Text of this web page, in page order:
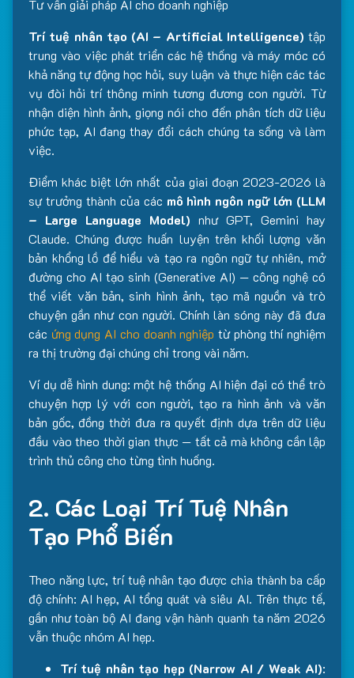
Tư vấn giải pháp AI cho doanh nghiệp
Trí tuệ nhân tạo (AI – Artificial Intelligence) tập
trung vào việc phát triển các hệ thống và máy móc có
khả năng tự động học hỏi, suy luận và thực hiện các tác
vụ đòi hỏi trí thông minh tương đương con người. Từ
nhận diện hình ảnh, giọng nói cho đến phân tích dữ liệu
phức tạp, AI đang thay đổi cách chúng ta sống và làm
việc.
Điểm khác biệt lớn nhất của giai đoạn 2023-2026 là
sự trưởng thành của các mô hình ngôn ngữ lớn (LLM
– Large Language Model) như GPT, Gemini hay
Claude. Chúng được huấn luyện trên khối lượng văn
bản khổng lồ để hiểu và tạo ra ngôn ngữ tự nhiên, mở
đường cho AI tạo sinh (Generative AI) — công nghệ có
thể viết văn bản, sinh hình ảnh, tạo mã nguồn và trò
chuyện gần như con người. Chính làn sóng này đã đưa
các ứng dụng AI cho doanh nghiệp từ phòng thí nghiệm
ra thị trường đại chúng chỉ trong vài năm.
Ví dụ dễ hình dung: một hệ thống AI hiện đại có thể trò
chuyện hợp lý với con người, tạo ra hình ảnh và văn
bản gốc, đồng thời đưa ra quyết định dựa trên dữ liệu
đầu vào theo thời gian thực — tất cả mà không cần lập
trình thủ công cho từng tình huống.
2. Các Loại Trí Tuệ Nhân
Tạo Phổ Biến
Theo năng lực, trí tuệ nhân tạo được chia thành ba cấp
độ chính: AI hẹp, AI tổng quát và siêu AI. Trên thực tế,
gần như toàn bộ AI đang vận hành quanh ta năm 2026
vẫn thuộc nhóm AI hẹp.
Trí tuệ nhân tạo hẹp (Narrow AI / Weak AI):